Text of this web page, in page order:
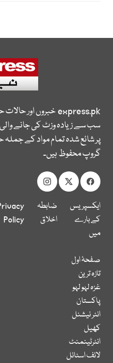
express.pkخبروں اور
سب سے زیادہ وزٹ کی جانے
پر شائع شدہ تمام مواد کے
گروپ محفوظ ہیں۔
ایکسپریس
کے بارے
میں
ضابطہ
اخلاق
Policy
صفحۂ اول
تازہ ترین
غزہ لہو لہو
پاکستان
انٹر نیشنل
کھیل
انٹرٹینمنٹ
لائف اسٹائل